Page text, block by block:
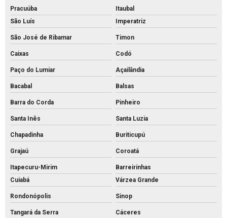
Pracuúba
Itaubal
São Luís
Imperatriz
São José de Ribamar Timon
Caixas Codó
Paço do Lumiar Açailândia
Bacabal Balsas
Barra do Corda Pinheiro
Santa Inês Santa Luzia
Chapadinha Buriticupú
Grajaú Coroatá
Itapecuru-Mirim
Barreirinhas
Cuiabá
Várzea Grande
Rondonópolis Sinop
Tangará da Serra Cáceres